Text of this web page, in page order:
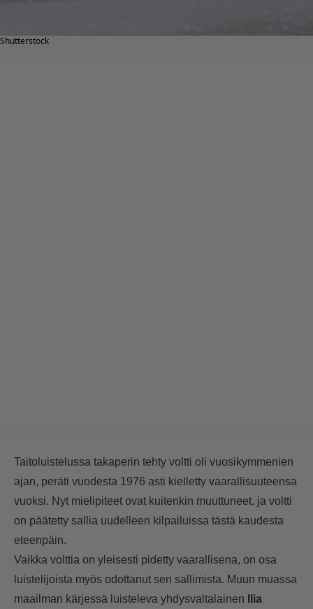
Shutterstock
Taitoluistelussa takaperin tehty voltti oli vuosikymmenien
ajan, peräti vuodesta 1976 asti kielletty vaarallisuuteensa
vuoksi. Nyt mielipiteet ovat kuitenkin muuttuneet, ja voltti
on päätetty sallia uudelleen kilpailuissa tästä kaudesta
eteenpäin.
Vaikka volttia on yleisesti pidetty vaarallisena, on osa
luistelijoista myös odottanut sen sallimista. Muun muassa
maailman kärjessä luisteleva yhdysvaltalainen
Ilia